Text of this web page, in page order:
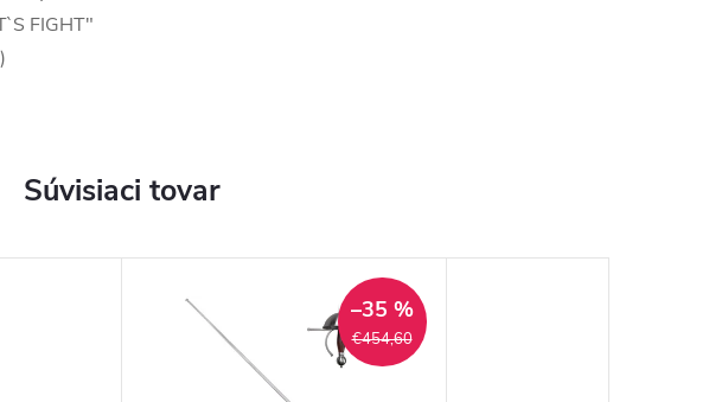
FIGHT"
Súvisiaci tovar
€454,60
–35 %